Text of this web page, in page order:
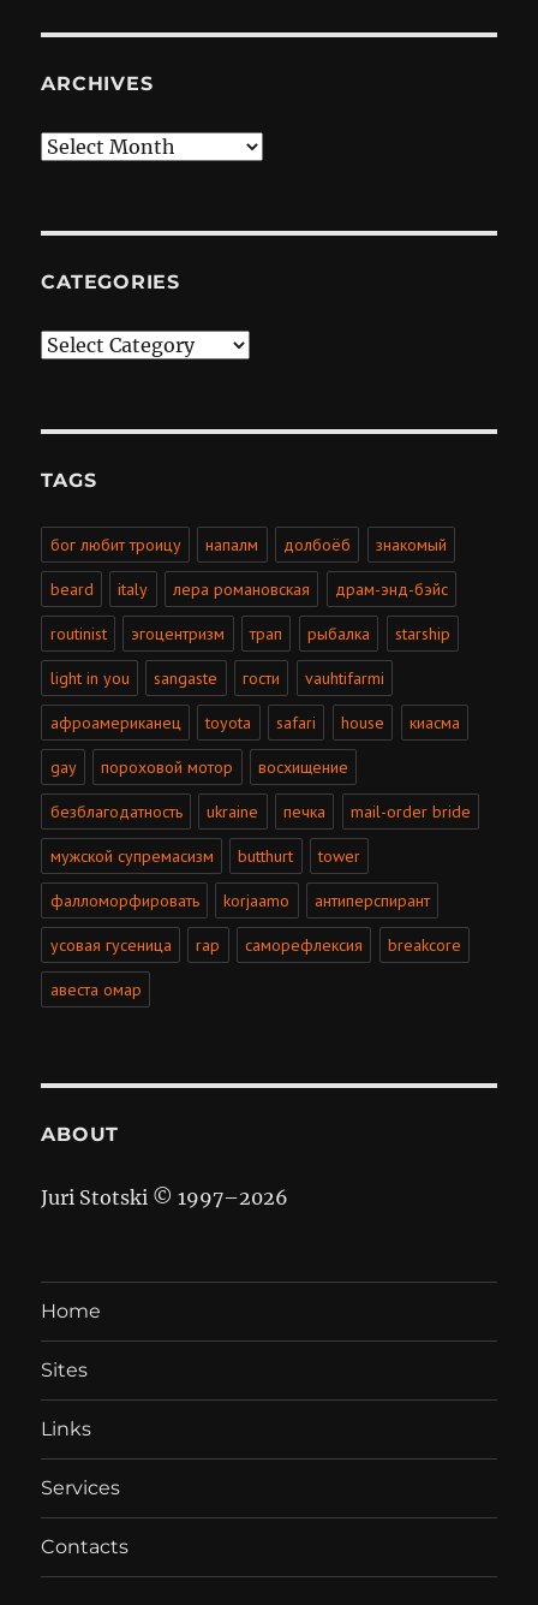
ARCHIVES
Archives
CATEGORIES
Categories
TAGS
бог любит троицу напалм долбоёб знакомый
beard italy лера романовская драм-энд-бэйс
routinist эгоцентризм трап рыбалка starship
light in you sangaste гости vauhtifarmi
афроамериканец toyota safari house киасма
gay пороховой мотор восхищение
безблагодатность ukraine печка mail-order bride
мужской супремасизм butthurt tower
фалломорфировать korjaamo антиперспирант
усовая гусеница rap саморефлексия breakcore
авеста омар
ABOUT
Juri Stotski © 1997–2026
Home
Sites
Links
Services
Contacts